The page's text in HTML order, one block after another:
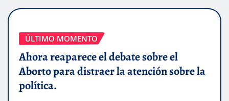
ÚLTIMO MOMENTO
Ahora reaparece el debate sobre el
Aborto para distraer la atención sobre la
política.